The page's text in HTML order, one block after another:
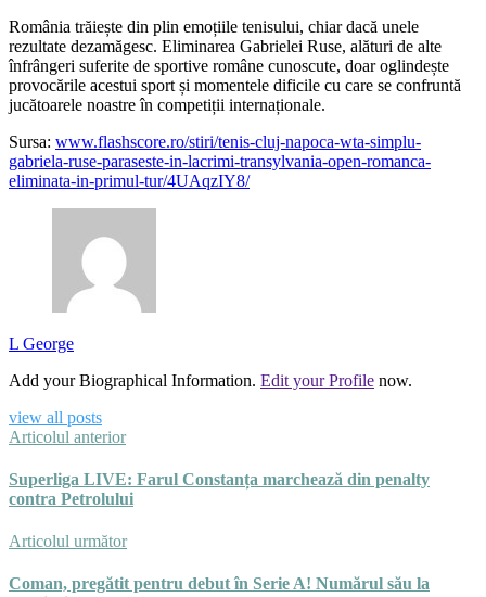
România trăiește din plin emoțiile tenisului, chiar dacă unele
rezultate dezamăgesc. Eliminarea Gabrielei Ruse, alături de alte
înfrângeri suferite de sportive române cunoscute, doar oglindește
provocările acestui sport și momentele dificile cu care se confruntă
jucătoarele noastre în competiții internaționale.
Sursa: www.flashscore.ro/stiri/tenis-cluj-napoca-wta-simplu-
gabriela-ruse-paraseste-in-lacrimi-transylvania-open-romanca-
eliminata-in-primul-tur/4UAqzIY8/
L George
Add your Biographical Information. Edit your Profile now.
view all posts
Articolul anterior
Superliga LIVE: Farul Constanța marchează din penalty
contra Petrolului
Articolul următor
Coman, pregătit pentru debut în Serie A! Numărul său la